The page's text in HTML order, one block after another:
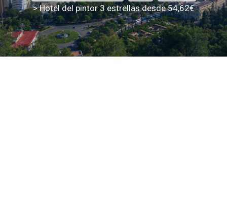
> Hotel del pintor 3 estrellas desde 54,62€